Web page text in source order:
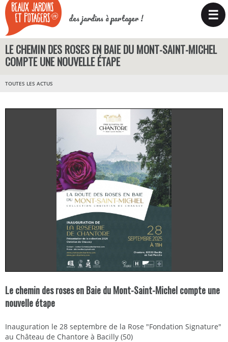
des jardins à partager ! ☰
LE CHEMIN DES ROSES EN BAIE DU MONT-SAINT-MICHEL
COMPTE UNE NOUVELLE ÉTAPE
TOUTES LES ACTUS
Le chemin des roses en Baie du Mont-Saint-Michel compte une
nouvelle étape
Inauguration le 28 septembre de la Rose "Fondation Signature"
au Château de Chantore à Bacilly (50)